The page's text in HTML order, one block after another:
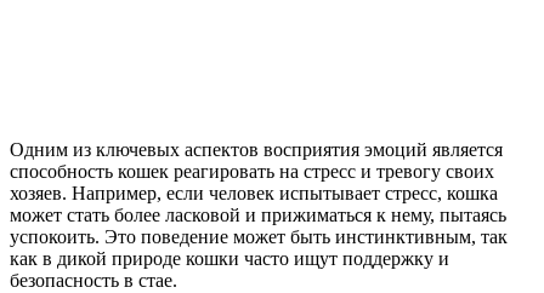
Одним из ключевых аспектов восприятия эмоций является
способность кошек реагировать на стресс и тревогу своих
хозяев. Например, если человек испытывает стресс, кошка
может стать более ласковой и прижиматься к нему, пытаясь
успокоить. Это поведение может быть инстинктивным, так
как в дикой природе кошки часто ищут поддержку и
безопасность в стае.